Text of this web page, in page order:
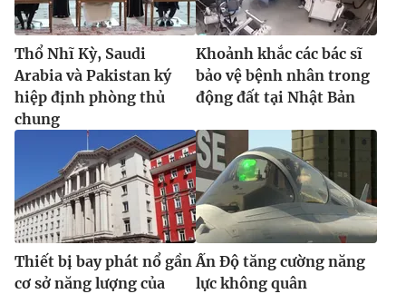
Thổ Nhĩ Kỳ, Saudi
Arabia và Pakistan ký
hiệp định phòng thủ
chung
Khoảnh khắc các bác sĩ
bảo vệ bệnh nhân trong
động đất tại Nhật Bản
Thiết bị bay phát nổ gần
cơ sở năng lượng của
Ấn Độ tăng cường năng
lực không quân